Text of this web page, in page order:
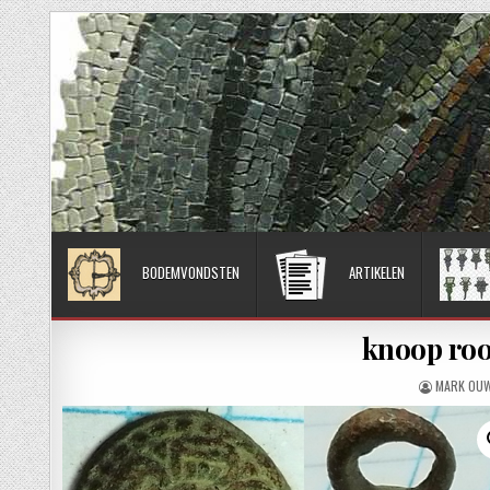
Skip to content
BODEMVONDSTEN ARTIKELEN
knoop
AUTHOR:
MARK